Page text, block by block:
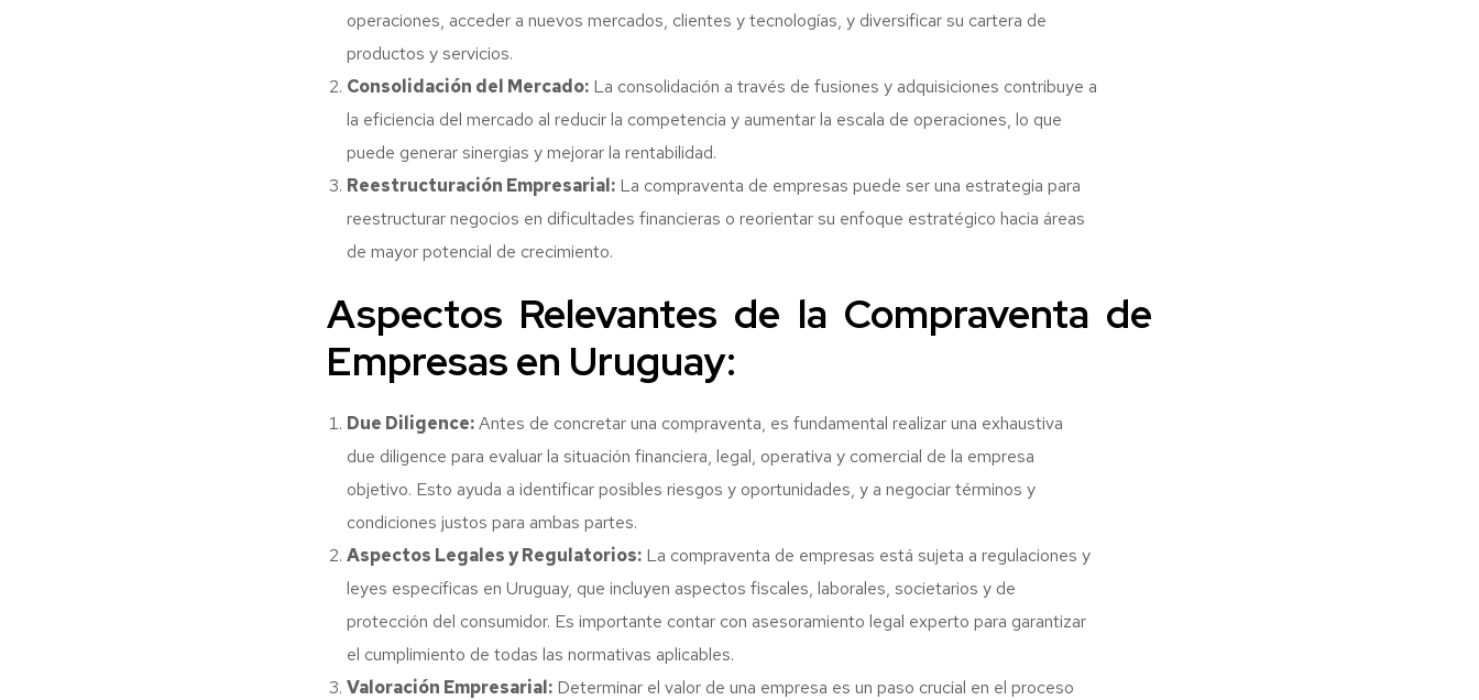
operaciones, acceder a nuevos mercados, clientes y tecnologías, y diversificar su cartera de
productos y servicios.
Consolidación del Mercado: La consolidación a través de fusiones y adquisiciones contribuye a
la eficiencia del mercado al reducir la competencia y aumentar la escala de operaciones, lo que
puede generar sinergias y mejorar la rentabilidad.
Reestructuración Empresarial: La compraventa de empresas puede ser una estrategia para
reestructurar negocios en dificultades financieras o reorientar su enfoque estratégico hacia áreas
de mayor potencial de crecimiento.
Aspectos Relevantes de la Compraventa de
Empresas en Uruguay:
Due Diligence:Antes de concretar una compraventa, es fundamental realizar una exhaustiva
due diligence para evaluar la situación financiera, legal, operativa y comercial de la empresa
objetivo. Esto ayuda a identificar posibles riesgos y oportunidades, y a negociar términos y
condiciones justos para ambas partes.
Aspectos Legales y Regulatorios: La compraventa de empresas está sujeta a regulaciones y
leyes específicas en Uruguay, que incluyen aspectos fiscales, laborales, societarios y de
protección del consumidor. Es importante contar con asesoramiento legal experto para garantizar
el cumplimiento de todas las normativas aplicables.
Valoración Empresarial: Determinar el valor de una empresa es un paso crucial en el proceso